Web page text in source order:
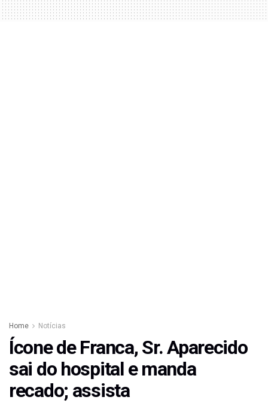
Home Notícias
Ícone de Franca, Sr. Aparecido
sai do hospital e manda
recado; assista